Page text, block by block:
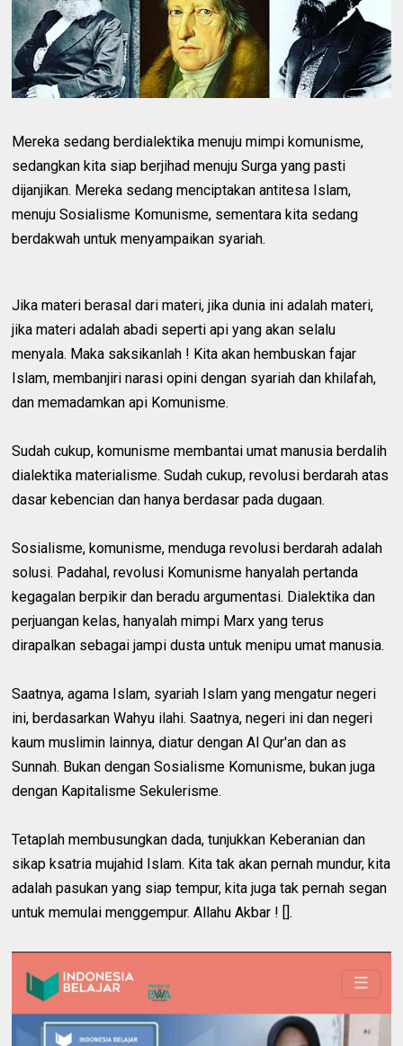
Mereka sedang berdialektika menuju mimpi komunisme,
sedangkan kita siap berjihad menuju Surga yang pasti
dijanjikan. Mereka sedang menciptakan antitesa Islam,
menuju Sosialisme Komunisme, sementara kita sedang
berdakwah untuk menyampaikan syariah.
Jika materi berasal dari materi, jika dunia ini adalah materi,
jika materi adalah abadi seperti api yang akan selalu
menyala. Maka saksikanlah ! Kita akan hembuskan fajar
Islam, membanjiri narasi opini dengan syariah dan khilafah,
dan memadamkan api Komunisme.
Sudah cukup, komunisme membantai umat manusia berdalih
dialektika materialisme. Sudah cukup, revolusi berdarah atas
dasar kebencian dan hanya berdasar pada dugaan.
Sosialisme, komunisme, menduga revolusi berdarah adalah
solusi. Padahal, revolusi Komunisme hanyalah pertanda
kegagalan berpikir dan beradu argumentasi. Dialektika dan
perjuangan kelas, hanyalah mimpi Marx yang terus
dirapalkan sebagai jampi dusta untuk menipu umat manusia.
Saatnya, agama Islam, syariah Islam yang mengatur negeri
ini, berdasarkan Wahyu ilahi. Saatnya, negeri ini dan negeri
kaum muslimin lainnya, diatur dengan Al Qur'an dan as
Sunnah. Bukan dengan Sosialisme Komunisme, bukan juga
dengan Kapitalisme Sekulerisme.
Tetaplah membusungkan dada, tunjukkan Keberanian dan
sikap ksatria mujahid Islam. Kita tak akan pernah mundur, kita
adalah pasukan yang siap tempur, kita juga tak pernah segan
untuk memulai menggempur. Allahu Akbar ! [].